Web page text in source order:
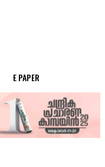
E PAPER